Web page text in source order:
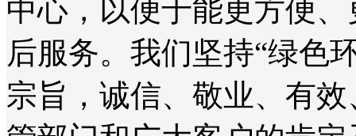
中心，以便于能更方便
后服务。我们坚持“绿色
宗旨，诚信、敬业、有